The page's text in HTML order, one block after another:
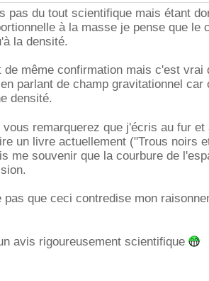
pas du tout scientifique mais étant
à la masse je pense que le
la densité.
de même confirmation mais c'est vrai
parlant de champ gravitationnel
densité.
remarquerez que j'écris au fur
un livre actuellement ("Trous noirs
me souvenir que la courbure de
pas que ceci contredise mon
avis rigoureusement scientifique